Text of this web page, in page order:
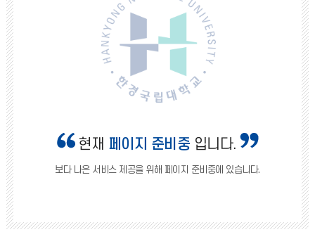
현재 페이지 준비중 입니다.
보다 나은 서비스 제공을 위해 페이지 준비중에 있습니다.